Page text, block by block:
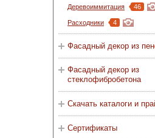
Деревоиммитация 46
Расходники 4
Фасадный декор из
Фасадный декор из
стеклофибробетона
Скачать каталоги и
Сертификаты